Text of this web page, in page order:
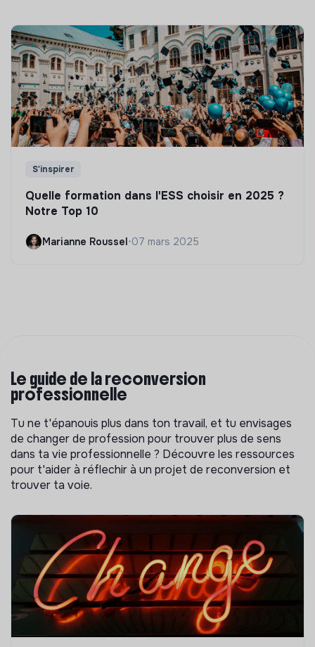
S'inspirer
Quelle formation dans l'ESS choisir en 2025 ?
Notre Top 10
Marianne Roussel•07 mars 2025
Le guide de la reconversion
professionnelle
Tu ne t'épanouis plus dans ton travail, et tu envisages
de changer de profession pour trouver plus de sens
dans ta vie professionnelle ? Découvre les ressources
pour t'aider à réflechir à un projet de reconversion et
trouver ta voie.